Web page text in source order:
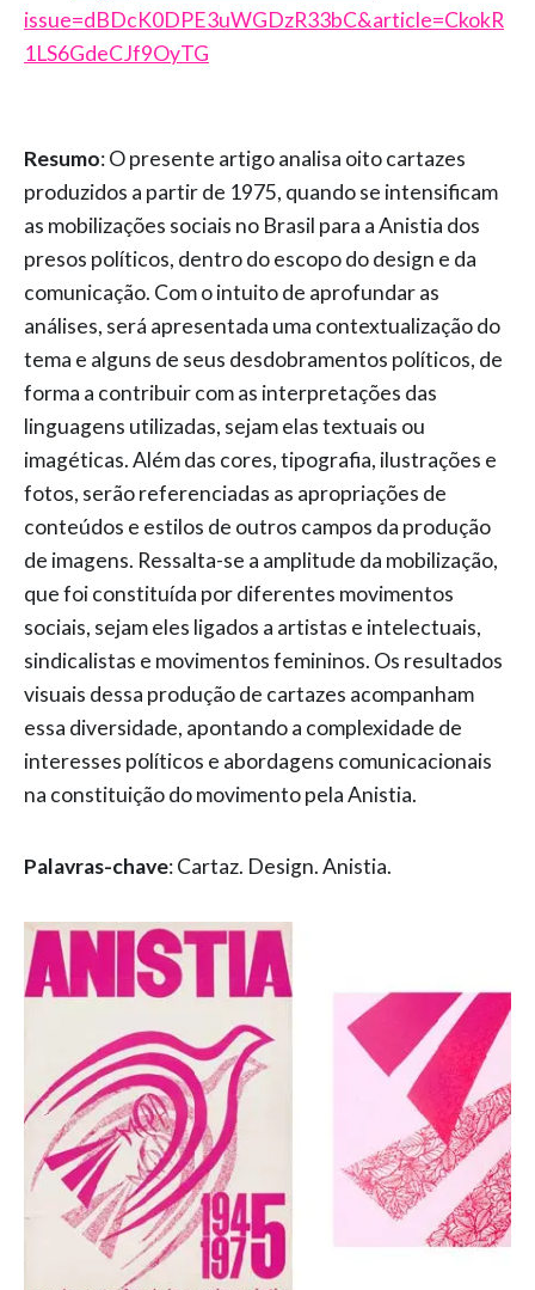
issue=dBDcK0DPE3uWGDzR33bC&article=CkokR
1LS6GdeCJf9OyTG
Resumo: O presente artigo analisa oito cartazes
produzidos a partir de 1975, quando se intensificam
as mobilizações sociais no Brasil para a Anistia dos
presos políticos, dentro do escopo do design e da
comunicação. Com o intuito de aprofundar as
análises, será apresentada uma contextualização do
tema e alguns de seus desdobramentos políticos, de
forma a contribuir com as interpretações das
linguagens utilizadas, sejam elas textuais ou
imagéticas. Além das cores, tipografia, ilustrações e
fotos, serão referenciadas as apropriações de
conteúdos e estilos de outros campos da produção
de imagens. Ressalta-se a amplitude da mobilização,
que foi constituída por diferentes movimentos
sociais, sejam eles ligados a artistas e intelectuais,
sindicalistas e movimentos femininos. Os resultados
visuais dessa produção de cartazes acompanham
essa diversidade, apontando a complexidade de
interesses políticos e abordagens comunicacionais
na constituição do movimento pela Anistia.
Palavras-chave: Cartaz. Design. Anistia.